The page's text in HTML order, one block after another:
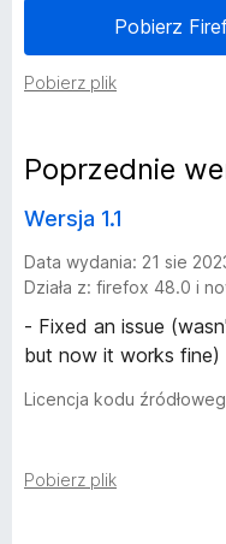
a
t
k
u
V
i
d
e
Pobierz
Pobierz plik
Poprzednie
Wersja 1.1
Data wydania: 21 sie
Działa z: firefox 48.0 i
- Fixed an issue
but now it works fine)
Licencja kodu
Pobierz plik